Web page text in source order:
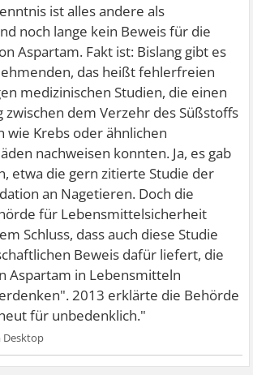
ist alles andere als
noch lange kein Beweis für die
Aspartam. Fakt ist: Bislang gibt es
das heißt fehlerfreien
medizinischen Studien, die einen
zwischen dem Verzehr des Süßstoffs
wie Krebs oder ähnlichen
nachweisen konnten. Ja, es gab
etwa die gern zitierte Studie der
an Nagetieren. Doch die
für Lebensmittelsicherheit
Schluss, dass auch diese Studie
Beweis dafür liefert, die
Aspartam in Lebensmitteln
2013 erklärte die Behörde
für unbedenklich."